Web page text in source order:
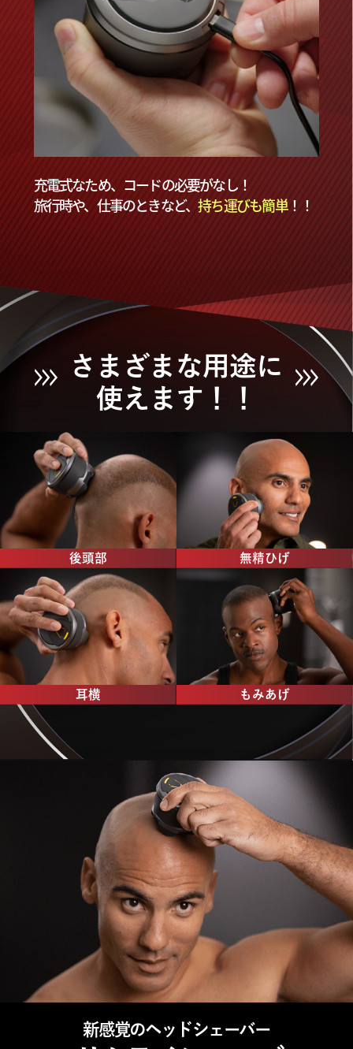
充電式なため、コードの必要がなし！
旅行時や、仕事のときなど、持ち運びも簡単！！
さまざまな用途に
使えます！！
後頭部 無精ひげ
耳横 もみあげ
新感覚のヘッドシェーバー